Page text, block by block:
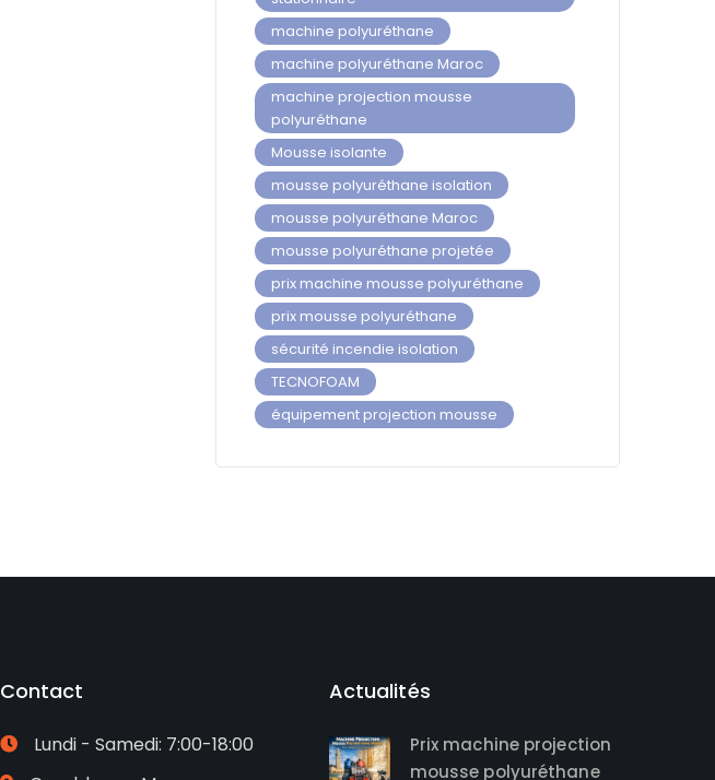
machine polyuréthane
machine polyuréthane Maroc
machine projection mousse
polyuréthane
Mousse isolante
mousse polyuréthane isolation
mousse polyuréthane Maroc
mousse polyuréthane projetée
prix machine mousse polyuréthane
prix mousse polyuréthane
sécurité incendie isolation
TECNOFOAM
équipement projection mousse
Contact
Lundi - Samedi: 7:00-18:00
Actualités
Prix machine projection
mousse polyuréthane